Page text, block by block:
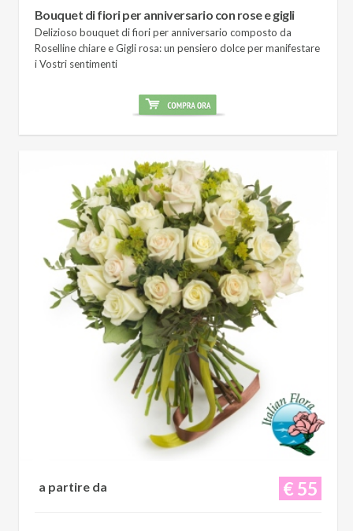
Bouquet di fiori per anniversario con rose e gigli
Delizioso bouquet di fiori per anniversario composto da
Roselline chiare e Gigli rosa: un pensiero dolce per manifestare
i Vostri sentimenti
€ 55
a partire da